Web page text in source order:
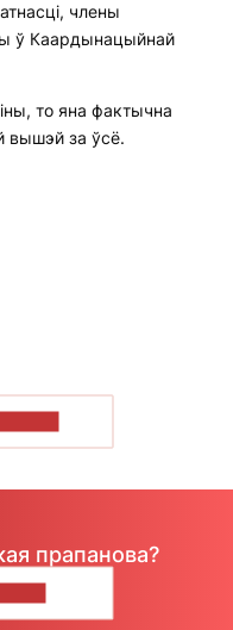
члены
ў Каардынацыйнай
то яна фактычна
вышэй за ўсё.
прапанова?